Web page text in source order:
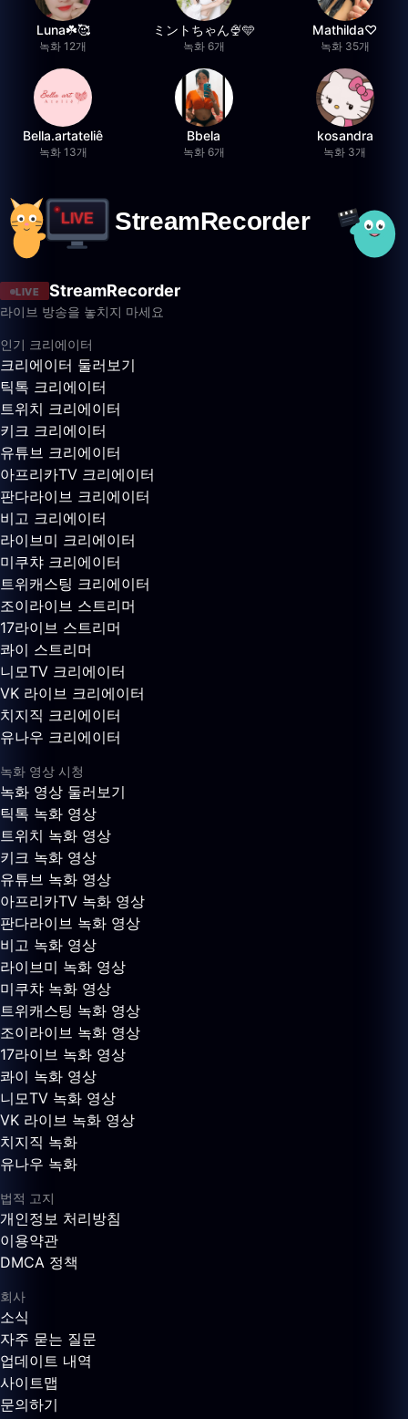
Luna☘️🥰
녹화 12개
ミントちゃん🍨🩵
녹화 6개
Mathilda♡︎
녹화 35개
Bella.artateliê
녹화 13개
Bbela
녹화 6개
kosandra
녹화 3개
LIVE StreamRecorder
라이브 방송을 놓치지 마세요
인기 크리에이터
크리에이터 둘러보기
틱톡 크리에이터
트위치 크리에이터
키크 크리에이터
유튜브 크리에이터
아프리카TV 크리에이터
판다라이브 크리에이터
비고 크리에이터
라이브미 크리에이터
미쿠챠 크리에이터
트위캐스팅 크리에이터
조이라이브 스트리머
17라이브 스트리머
콰이 스트리머
니모TV 크리에이터
VK 라이브 크리에이터
치지직 크리에이터
유나우 크리에이터
녹화 영상 시청
녹화 영상 둘러보기
틱톡 녹화 영상
트위치 녹화 영상
키크 녹화 영상
유튜브 녹화 영상
아프리카TV 녹화 영상
판다라이브 녹화 영상
비고 녹화 영상
라이브미 녹화 영상
미쿠챠 녹화 영상
트위캐스팅 녹화 영상
조이라이브 녹화 영상
17라이브 녹화 영상
콰이 녹화 영상
니모TV 녹화 영상
VK 라이브 녹화 영상
치지직 녹화
유나우 녹화
법적 고지
개인정보 처리방침
이용약관
DMCA 정책
회사
소식
자주 묻는 질문
업데이트 내역
사이트맵
문의하기